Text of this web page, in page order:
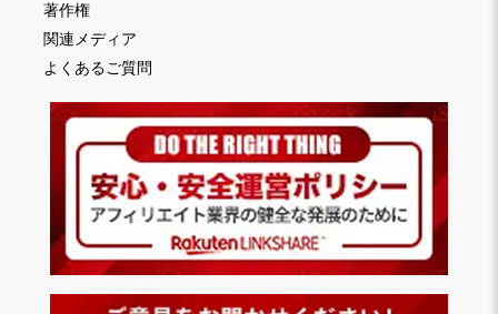
著作権
関連メディア
よくあるご質問